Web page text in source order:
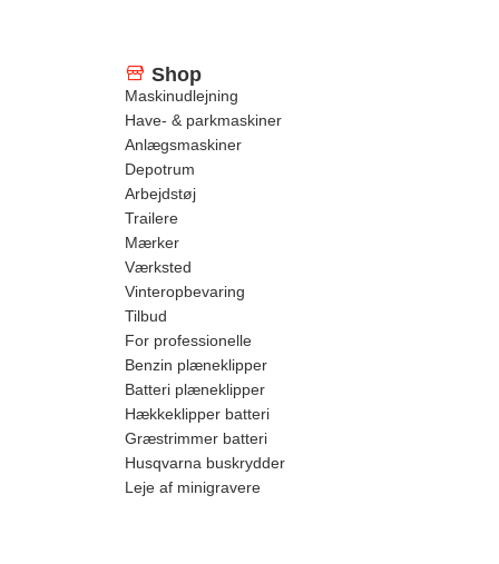
Shop
Maskinudlejning
Have- & parkmaskiner
Anlægsmaskiner
Depotrum
Arbejdstøj
Trailere
Mærker
Værksted
Vinteropbevaring
Tilbud
For professionelle
Benzin plæneklipper
Batteri plæneklipper
Hækkeklipper batteri
Græstrimmer batteri
Husqvarna buskrydder
Leje af minigravere